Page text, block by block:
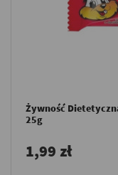
Żywność
25g
1,99 zł